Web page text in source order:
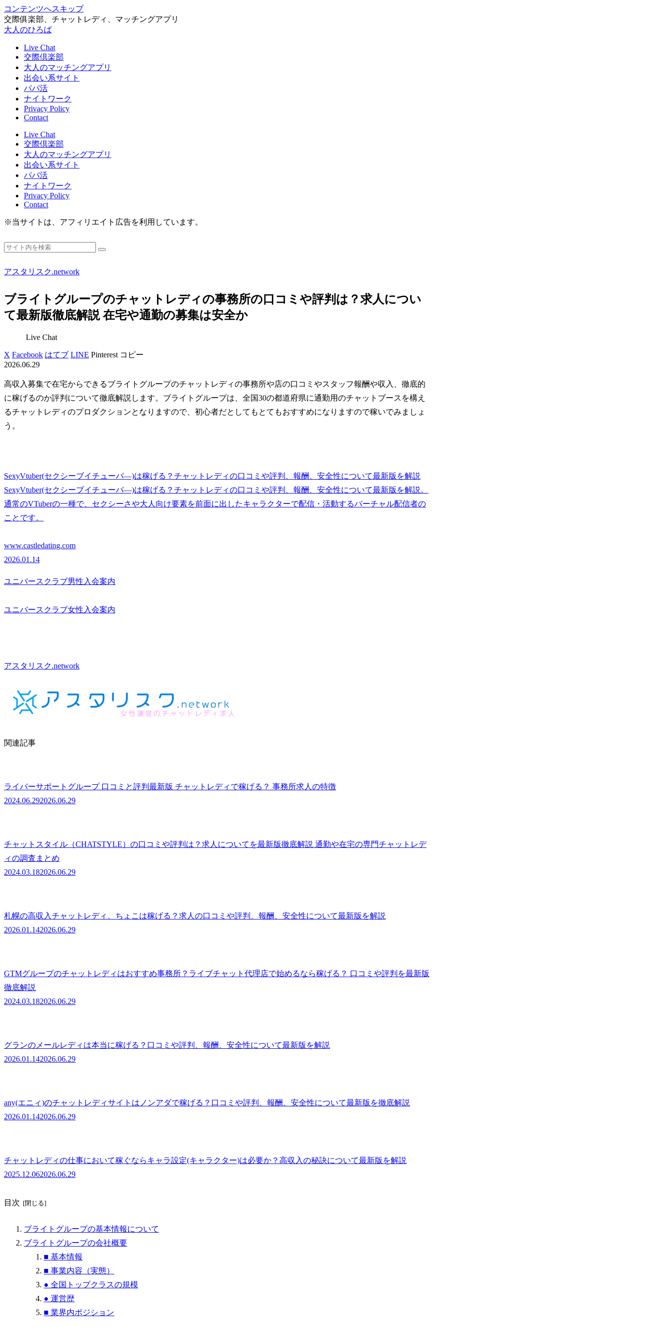
コンテンツへスキップ
交際俱楽部、チャットレディ、マッチングアプリ
大人のひろば
Live Chat
交際倶楽部
大人のマッチングアプリ
出会い系サイト
パパ活
ナイトワーク
Privacy Policy
Contact
Live Chat
交際倶楽部
大人のマッチングアプリ
出会い系サイト
パパ活
ナイトワーク
Privacy Policy
Contact
※当サイトは、アフィリエイト広告を利用しています。
アスタリスク.network
ブライトグループのチャットレディの事務所の口コミや評判は？求人につい
て最新版徹底解説 在宅や通勤の募集は安全か
Live Chat
X Facebook はてブ LINE Pinterest コピー
2026.06.29
高収入募集で在宅からできるブライトグループのチャットレディの事務所や店の口コミやスタッフ報酬や収入、徹底的
に稼げるのか評判について徹底解説します。ブライトグループは、全国30の都道府県に通勤用のチャットブースを構え
るチャットレディのプロダクションとなりますので、初心者だとしてもとてもおすすめになりますので稼いでみましょ
う。
SexyVtuber(セクシーブイチューバ―)は稼げる？チャットレディの口コミや評判、報酬、安全性について最新版を解説
SexyVtuber(セクシーブイチューバ―)は稼げる？チャットレディの口コミや評判、報酬、安全性について最新版を解説。
通常のVTuberの一種で、セクシーさや大人向け要素を前面に出したキャラクターで配信・活動するバーチャル配信者の
ことです。
www.castledating.com
2026.01.14
ユニバースクラブ男性入会案内
ユニバースクラブ女性入会案内
アスタリスク.network
関連記事
ライバーサポートグループ 口コミと評判最新版 チャットレディで稼げる？ 事務所求人の特徴
2024.06.292026.06.29
チャットスタイル（CHATSTYLE）の口コミや評判は？求人についてを最新版徹底解説 通勤や在宅の専門チャットレデ
ィの調査まとめ
2024.03.182026.06.29
札幌の高収入チャットレディ、ちょこは稼げる？求人の口コミや評判、報酬、安全性について最新版を解説
2026.01.142026.06.29
GTMグループのチャットレディはおすすめ事務所？ライブチャット代理店で始めるなら稼げる？ 口コミや評判を最新版
徹底解説
2024.03.182026.06.29
グランのメールレディは本当に稼げる？口コミや評判、報酬、安全性について最新版を解説
2026.01.142026.06.29
any(エニィ)のチャットレディサイトはノンアダで稼げる？口コミや評判、報酬、安全性について最新版を徹底解説
2026.01.142026.06.29
チャットレディの仕事において稼ぐならキャラ設定(キャラクター)は必要か？高収入の秘訣について最新版を解説
2025.12.062026.06.29
目次
ブライトグループの基本情報について
ブライトグループの会社概要
■ 基本情報
■ 事業内容（実態）
● 全国トップクラスの規模
● 運営歴
■ 業界内ポジション